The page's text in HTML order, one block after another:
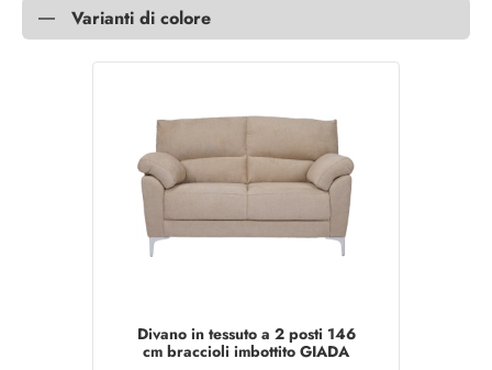
Varianti di colore
Divano in tessuto a 2 posti 146
cm braccioli imbottito GIADA